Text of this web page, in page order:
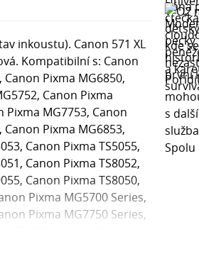
inkoustu). Canon 571 XL
Kompatibilní s: Canon
Pixma MG6850,
Canon Pixma
Pixma MG7753, Canon
Pixma MG6853,
Canon Pixma TS5055,
Canon Pixma TS8052,
Canon Pixma TS8050,
Pixma MG5700 Series,
Pixma MG7750 Series,
Canon Pixma TS8000,